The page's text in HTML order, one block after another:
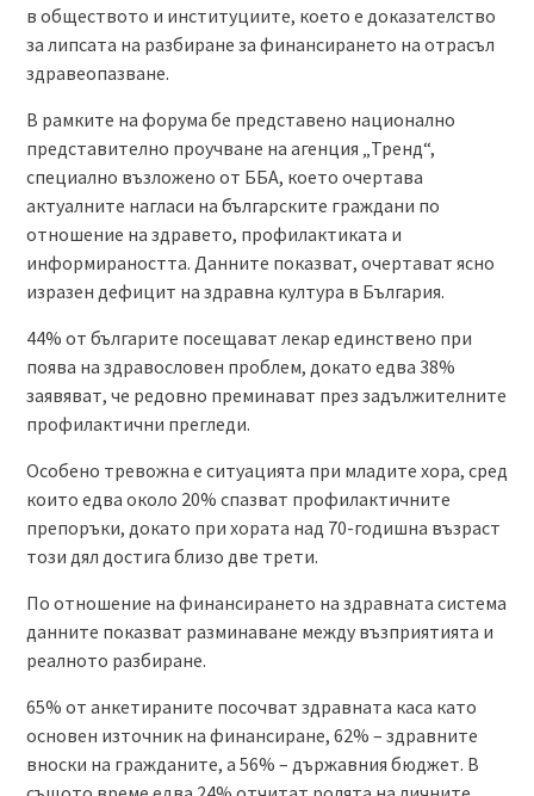
в обществото и институциите, което е доказателство
за липсата на разбиране за финансирането на отрасъл
здравеопазване.
В рамките на форума бе представено национално
представително проучване на агенция „Тренд“,
специално възложено от ББА, което очертава
актуалните нагласи на българските граждани по
отношение на здравето, профилактиката и
информираността. Данните показват, очертават ясно
изразен дефицит на здравна култура в България.
44% от българите посещават лекар единствено при
поява на здравословен проблем, докато едва 38%
заявяват, че редовно преминават през задължителните
профилактични прегледи.
Особено тревожна е ситуацията при младите хора, сред
които едва около 20% спазват профилактичните
препоръки, докато при хората над 70-годишна възраст
този дял достига близо две трети.
По отношение на финансирането на здравната система
данните показват разминаване между възприятията и
реалното разбиране.
65% от анкетираните посочват здравната каса като
основен източник на финансиране, 62% – здравните
вноски на гражданите, а 56% – държавния бюджет. В